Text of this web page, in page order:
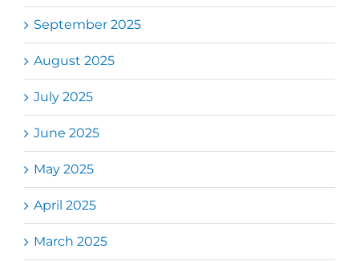
September 2025
August 2025
July 2025
June 2025
May 2025
April 2025
March 2025